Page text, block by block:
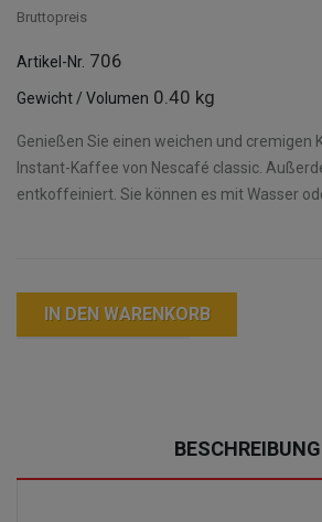
Bruttopreis
Artikel-Nr. 706
Gewicht / Volumen 0.40 kg
Genießen Sie einen weichen und cremigen
Instant-Kaffee von Nescafé classic.
entkoffeiniert. Sie können es mit Wasser
IN DEN WARENKORB
BESCHREIBUNG